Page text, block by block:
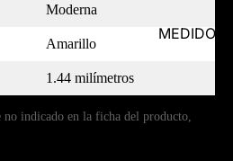
MEDIDOR
Moderna
Amarillo
1.44 milímetros
no indicado en la ficha del producto,